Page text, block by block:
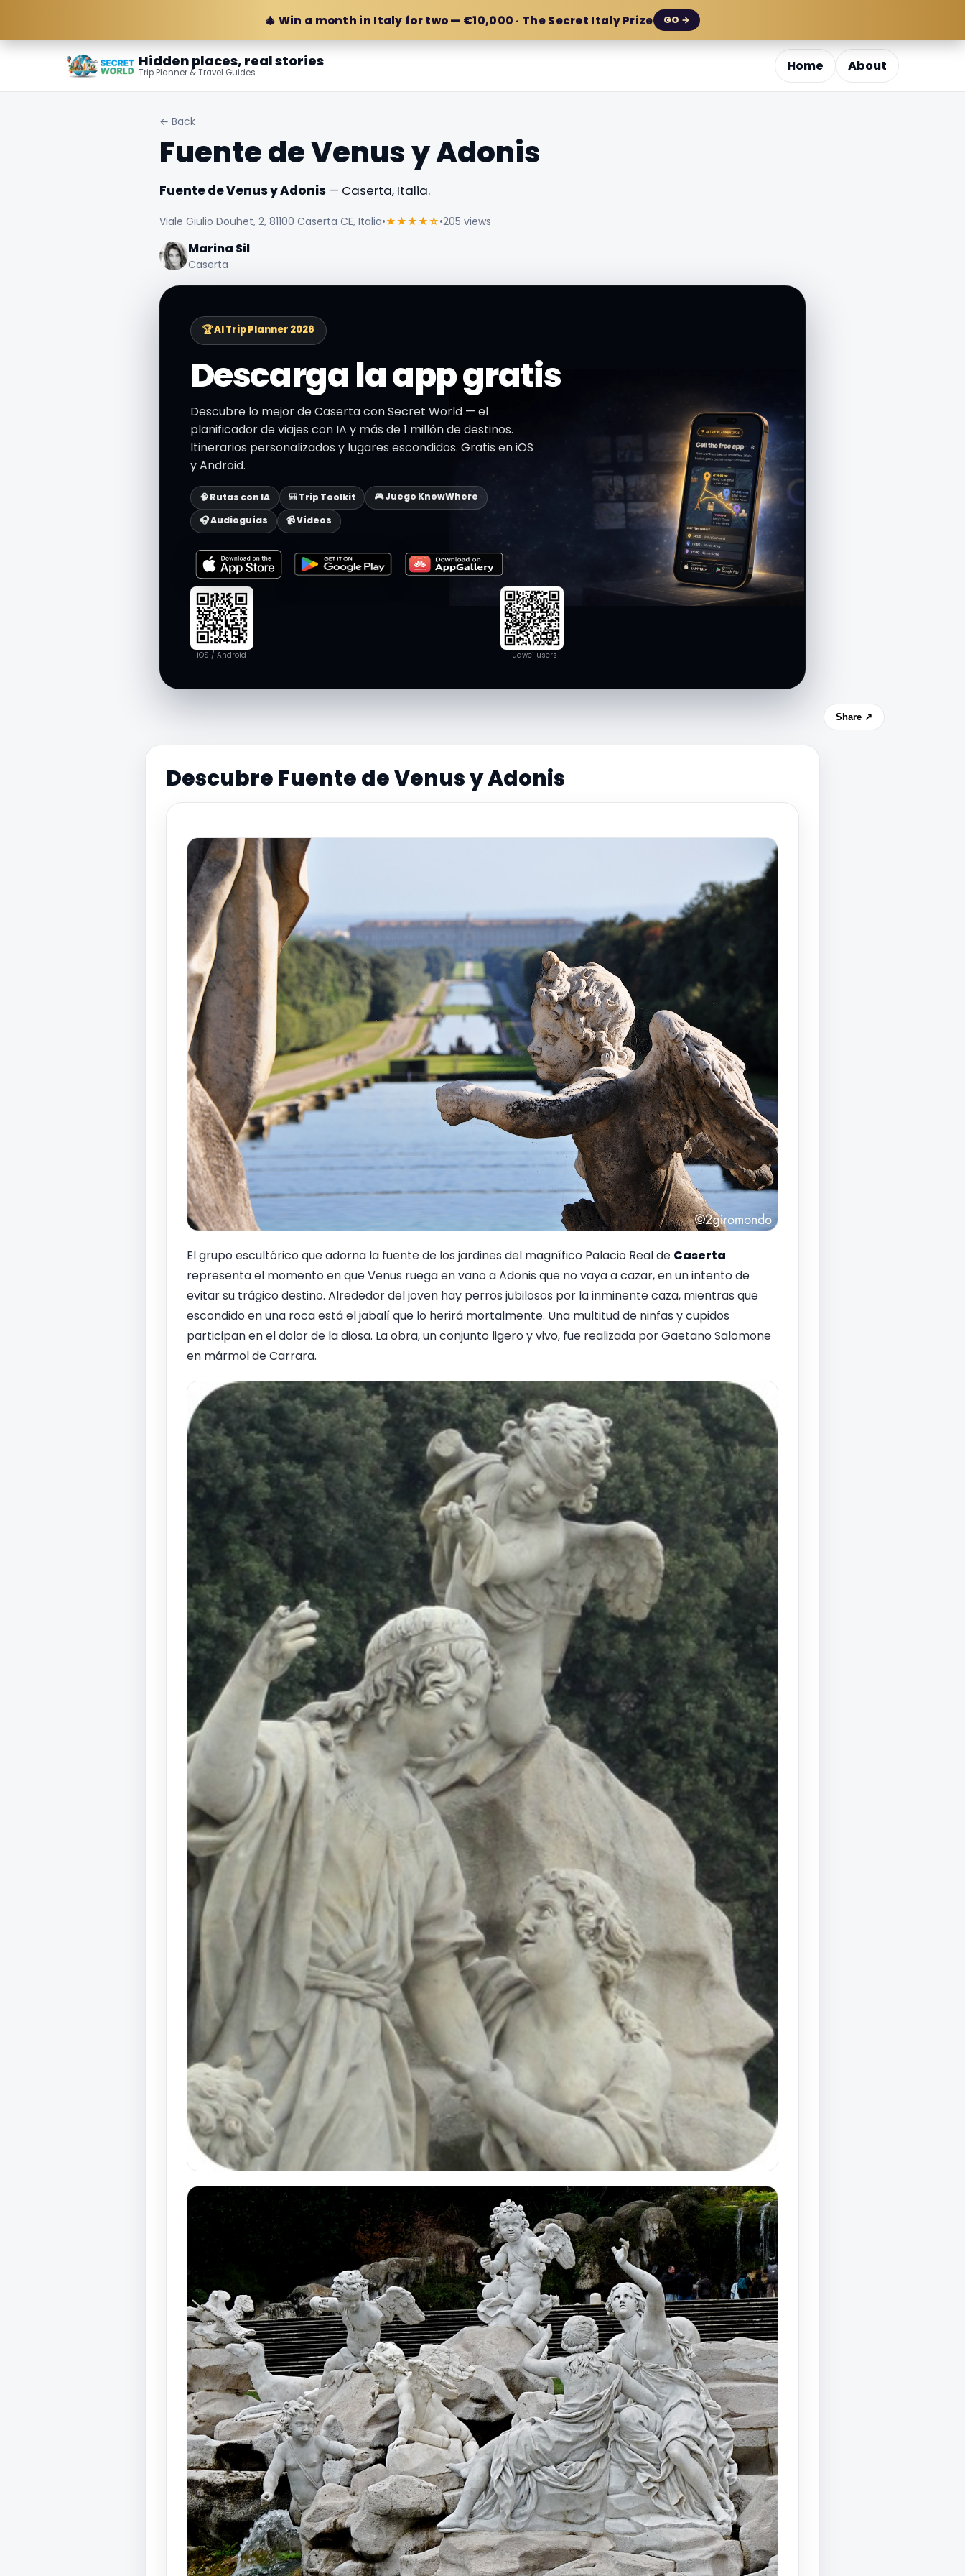
🎄 Win a month in Italy for two — €10,000 · The Secret Italy Prize GO →
Hidden places, real stories
Trip Planner & Travel Guides Home About
← Back
Fuente de Venus y Adonis
Fuente de Venus y Adonis— Caserta, Italia.
Viale Giulio Douhet, 2, 81100 Caserta CE, Italia•★★★★☆•205 views
Marina Sil
Caserta
🏆 AI Trip Planner 2026
Descarga la app gratis
Descubre lo mejor de Caserta con Secret World — el
planificador de viajes con IA y más de 1 millón de destinos.
Itinerarios personalizados y lugares escondidos. Gratis en iOS
y Android.
🧠 Rutas con IA 🎒 Trip Toolkit
🎮 Juego KnowWhere
🎧 Audioguías
📹 Vídeos
iOS / Android Huawei users
Share ↗
Descubre Fuente de Venus y Adonis
El grupo escultórico que adorna la fuente de los jardines del magnífico Palacio Real de Caserta
representa el momento en que Venus ruega en vano a Adonis que no vaya a cazar, en un intento de
evitar su trágico destino. Alrededor del joven hay perros jubilosos por la inminente caza, mientras que
escondido en una roca está el jabalí que lo herirá mortalmente. Una multitud de ninfas y cupidos
participan en el dolor de la diosa. La obra, un conjunto ligero y vivo, fue realizada por Gaetano Salomone
en mármol de Carrara.